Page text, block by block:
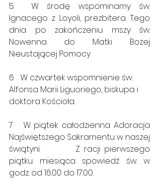
5.  W środę wspominamy św.
Ignacego z Loyoli, prezbitera. Tego
dnia po zakończeniu mszy św.
Nowenna do Matki Bożej
Nieustającej Pomocy.
6.   W czwartek wspomnienie św.
Alfonsa Marii Liguoriego, biskupa i
doktora Kościoła.
7   W piątek całodzienna Adoracja
Najświętszego Sakramentu w naszej
świątyni.         Z racji pierwszego
piątku miesiąca spowiedź św. w
godz. od 16.00 do 17.00.